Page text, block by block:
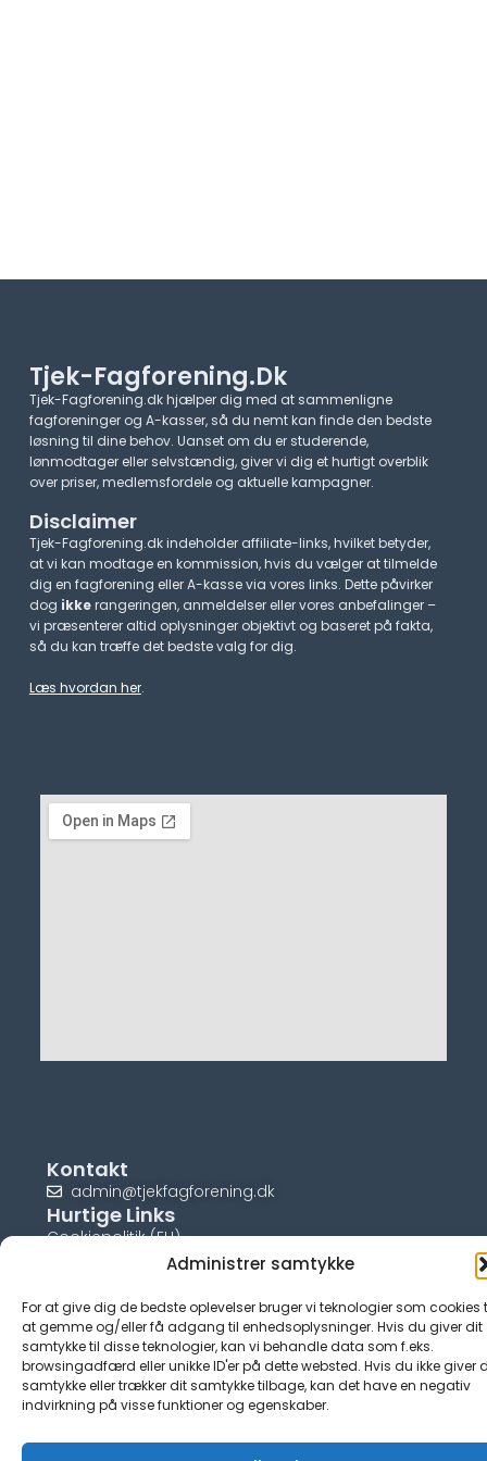
Administrer samtykke
For at give dig de bedste oplevelser bruger vi teknologier som cookies
at gemme og/eller få adgang til enhedsoplysninger. Hvis du giver dit
samtykke til disse teknologier, kan vi behandle data som f.eks.
browsingadfærd eller unikke ID'er på dette websted. Hvis du ikke giver
samtykke eller trækker dit samtykke tilbage, kan det have en negativ
indvirkning på visse funktioner og egenskaber.
Tjek-Fagforening.dk
Tjek-Fagforening.dk hjælper dig med at sammenligne
fagforeninger og A-kasser, så du nemt kan finde den bedste
løsning til dine behov. Uanset om du er studerende,
lønmodtager eller selvstændig, giver vi dig et hurtigt overblik
over priser, medlemsfordele og aktuelle kampagner.​
Disclaimer
Tjek-Fagforening.dk indeholder affiliate-links, hvilket betyder,
at vi kan modtage en kommission, hvis du vælger at tilmelde
dig en fagforening eller A-kasse via vores links. Dette påvirker
dog ikkerangeringen, anmeldelser eller vores anbefalinger –
vi præsenterer altid oplysninger objektivt og baseret på fakta,
så du kan træffe det bedste valg for dig.
Læs hvordan her.
Kontakt
admin@tjekfagforening.dk
Hurtige Links
Cookiepolitik (EU)
© tjek-fagforening.dk